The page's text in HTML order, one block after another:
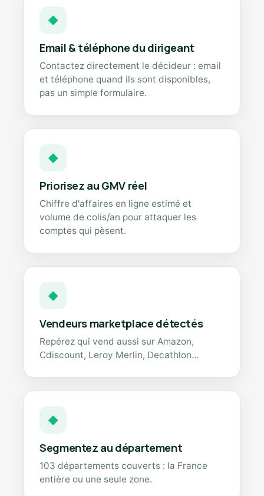
◆
Email & téléphone du dirigeant
Contactez directement le décideur : email
et téléphone quand ils sont disponibles,
pas un simple formulaire.
◆
Priorisez au GMV réel
Chiffre d'affaires en ligne estimé et
volume de colis/an pour attaquer les
comptes qui pèsent.
◆
Vendeurs marketplace détectés
Repérez qui vend aussi sur Amazon,
Cdiscount, Leroy Merlin, Decathlon…
◆
Segmentez au département
103 départements couverts : la France
entière ou une seule zone.